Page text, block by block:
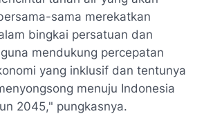
sama merekatkan
bingkai persatuan dan
mendukung percepatan
yang inklusif dan tentunya
menuju Indonesia
2045," pungkasnya.